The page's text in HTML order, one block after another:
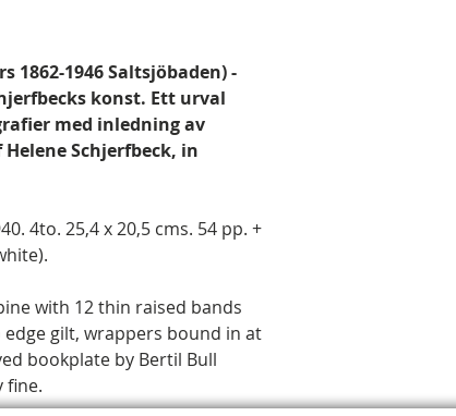
1862-1946 Saltsjöbaden) -
konst. Ett urval
med inledning av
Schjerfbeck, in
4to. 25,4 x 20,5 cms. 54 pp. +
with 12 thin raised bands
gilt, wrappers bound in at
bookplate by Bertil Bull
fine.